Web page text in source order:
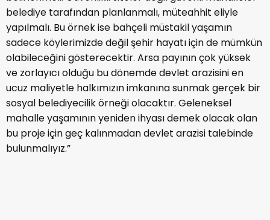
belediye tarafından planlanmalı, müteahhit eliyle
yapılmalı. Bu örnek ise bahçeli müstakil yaşamın
sadece köylerimizde değil şehir hayatı için de mümkün
olabileceğini gösterecektir. Arsa payının çok yüksek
ve zorlayıcı olduğu bu dönemde devlet arazisini en
ucuz maliyetle halkımızın imkanına sunmak gerçek bir
sosyal belediyecilik örneği olacaktır. Geleneksel
mahalle yaşamının yeniden ihyası demek olacak olan
bu proje için geç kalınmadan devlet arazisi talebinde
bulunmalıyız.”